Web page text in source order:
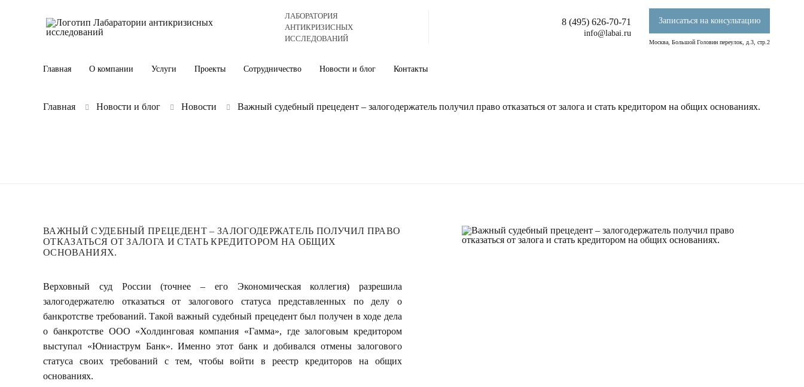
ЛАБОРАТОРИЯ
АНТИКРИЗИСНЫХ
ИССЛЕДОВАНИЙ
8 (495) 626-70-71
info@labai.ru
Записаться на консультацию
Москва, Большой Головин переулок, д.3, стр.2
Главная О компании Услуги Проекты Сотрудничество Новости и блог Контакты
Главная Новости и блог Новости Важный судебный прецедент – залогодержатель получил право отказаться от залога и стать кредитором на общих основаниях.
ВАЖНЫЙ СУДЕБНЫЙ ПРЕЦЕДЕНТ – ЗАЛОГОДЕРЖАТЕЛЬ ПОЛУЧИЛ ПРАВО
ОТКАЗАТЬСЯ ОТ ЗАЛОГА И СТАТЬ КРЕДИТОРОМ НА ОБЩИХ
ОСНОВАНИЯХ.
Верховный суд России (точнее – его Экономическая коллегия) разрешила
залогодержателю отказаться от залогового статуса представленных по делу о
банкротстве требований. Такой важный судебный прецедент был получен в ходе дела
о банкротстве ООО «Холдинговая компания «Гамма», где залоговым кредитором
выступал «Юниаструм Банк». Именно этот банк и добивался отмены залогового
статуса своих требований с тем, чтобы войти в реестр кредиторов на общих
основаниях.